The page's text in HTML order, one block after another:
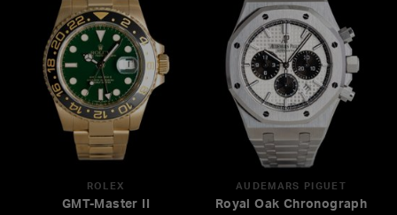
ROLEX
GMT-Master II
AUDEMARS PIGUET
Royal Oak Chronograph